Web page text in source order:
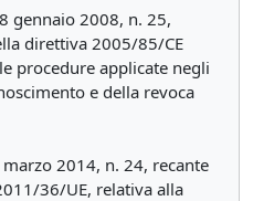
gennaio 2008, n. 25,
direttiva 2005/85/CE
procedure applicate negli
e della revoca
2014, n. 24, recante
36/UE, relativa alla